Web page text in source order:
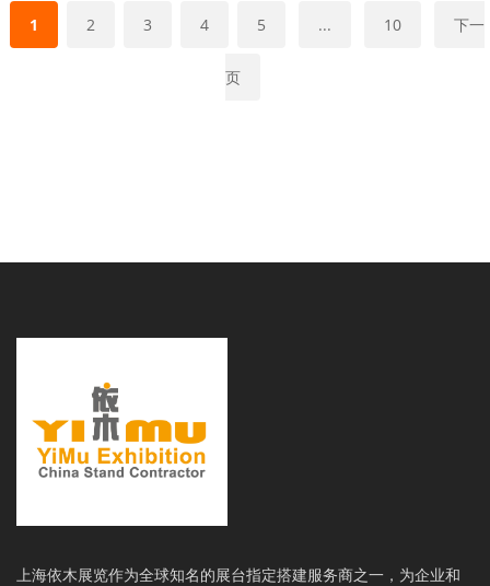
1 2 3 4 5 ... 10 下一
页
上海依木展览作为全球知名的展台指定搭建服务商之一，为企业和